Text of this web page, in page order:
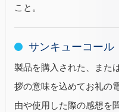
こと。
サンキューコール
製品を購入された、また
拶の意味を込めてお礼の
由や使用した際の感想を